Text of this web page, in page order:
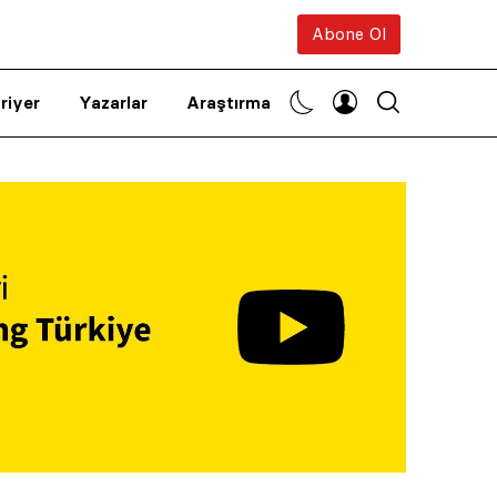
Abone Ol
Yazarlar Araştırma